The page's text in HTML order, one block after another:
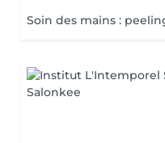
Soin des mains :